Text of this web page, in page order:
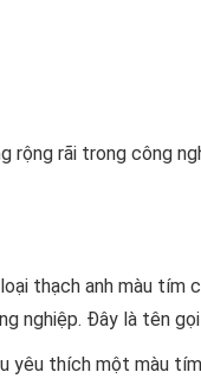
rộng rãi trong công
thạch anh màu tím
nghiệp. Đây là tên
yêu thích một màu